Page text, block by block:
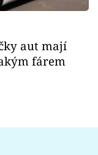
aut mají
fárem